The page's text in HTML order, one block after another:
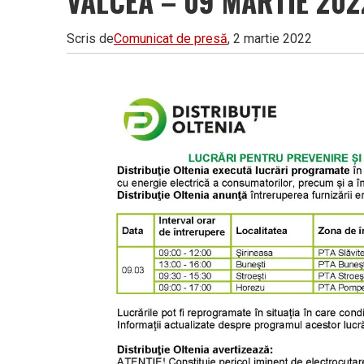
Vâlcea
Scris deComunicat de presă, 2 martie 2022